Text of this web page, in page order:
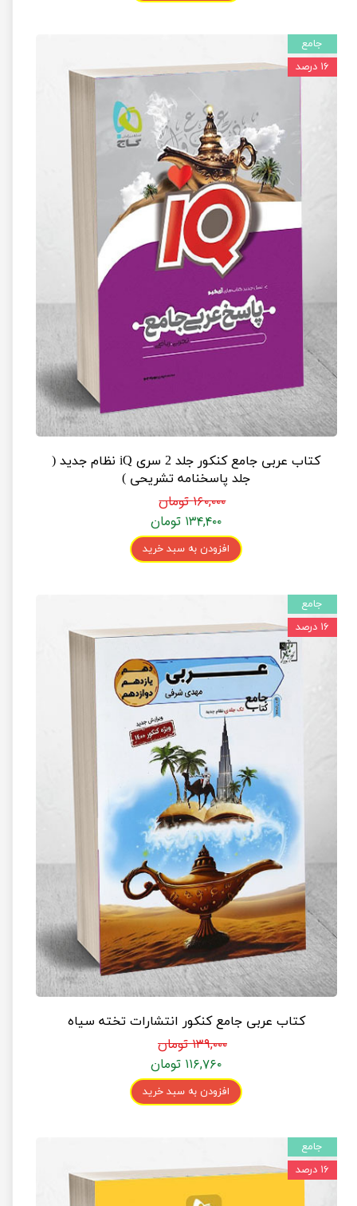
کتاب عربی جامع کنکور جلد 2 سری iQ نظام جدید (
جلد پاسخنامه تشریحی )
۱۶۰,۰۰۰ تومان
۱۳۴,۴۰۰ تومان
افزودن به سبد خرید
جامع
۱۶ درصد
کتاب عربی جامع کنکور انتشارات تخته سیاه
۱۳۹,۰۰۰ تومان
۱۱۶,۷۶۰ تومان
افزودن به سبد خرید
جامع
۱۶ درصد
جامع
۱۶ درصد